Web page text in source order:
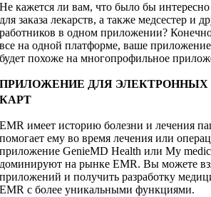
Не кажется ли вам, что было бы
для заказа лекарств, а также медсестер и
работников в одном приложении?
все на одной платформе, ваше
будет похоже на многопрофильное
ПРИЛОЖЕНИЕ ДЛЯ
КАРТ
EMR имеет историю болезни и лечения
помогает ему во время лечения или
приложение GenieMD Health или My
доминируют на рынке EMR. Вы можете
приложений и получить разработку
EMR с более уникальными функциями.